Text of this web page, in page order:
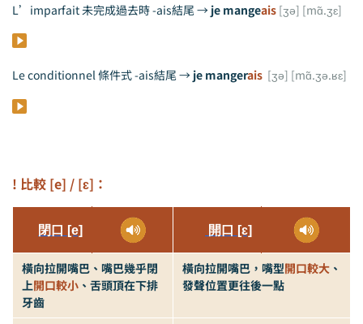
L’imparfait 未完成過去時 -ais結尾 → je mangeais [ʒə] [mɑ̃.ʒɛ]
Le conditionnel 條件式 -ais結尾 → je mangerais [ʒə] [mɑ̃.ʒə.ʁɛ]
! 比較 [e] / [ɛ]：
閉口 [e] 開口 [ɛ]
橫向拉開嘴巴、嘴巴幾乎閉
上開口較小 、舌頭頂在下排
牙齒
橫向拉開嘴巴，嘴型開口較大 、
發聲位置更往後一點